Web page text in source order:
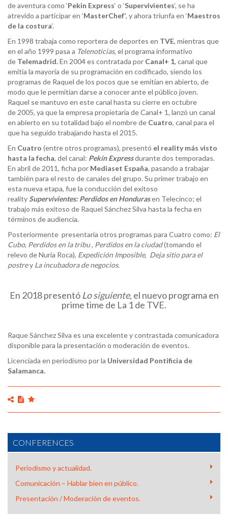
de aventura como ‘Pekin Express‘ o ‘Supervivientes‘, se ha
atrevido a participar en ‘MasterChef’, y ahora triunfa en ‘Maestros
de la costura‘.
En 1998 trabaja como reportera de deportes en TVE, mientras que
en el año 1999 pasa a Telenoticias, el programa informativo
de Telemadrid.En 2004 es contratada por Canal+ 1, canal que
emitía la mayoría de su programación en codificado, siendo los
programas de Raquel de los pocos que se emitían en abierto, de
modo que le permitían darse a conocer ante el público joven.
Raquel se mantuvo en este canal hasta su cierre en octubre
de 2005, ya que la empresa propietaria de Canal+ 1, lanzó un canal
en abierto en su totalidad bajo el nombre de Cuatro, canal para el
que ha seguido trabajando hasta el 2015.
En Cuatro (entre otros programas), presentó el reality más visto
hasta la fecha, del canal: Pekín Expressdurante dos temporadas.
En abril de 2011, ficha por Mediaset España, pasando a trabajar
también para el resto de canales del grupo. Su primer trabajo en
esta nueva etapa, fue la conducción del exitoso
realitySupervivientes: Perdidos en Hondurasen Telecinco; el
trabajo más exitoso de Raquel Sánchez Silva hasta la fecha en
términos de audiencia.
Posteriormente presentaría otros programas para Cuatro como: El
Cubo, Perdidosen la tribu, Perdidos en la ciudad(tomando el
relevo de Nuria Roca), Expedición Imposible, Deja sitio para el
postrey Laincubadora de negocios.
En 2018 presentó Lo siguiente, el nuevo programa en
prime time de La 1 de TVE.
Raque Sánchez Silva es una excelente y contrastada comunicadora
disponible para la presentación o moderación de eventos.
Licenciada en periodismo por la Universidad Pontificia de
Salamanca.
CONFERENCES
Periodismo y actualidad.
Comunicación – Hablar bien en público.
Presentación / Moderación de eventos.